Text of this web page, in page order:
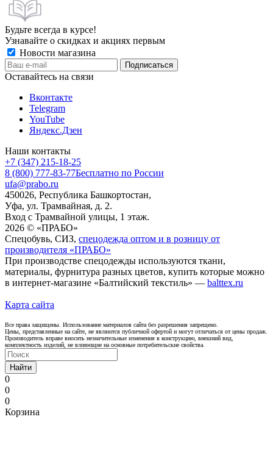
Будьте всегда в курсе!
Узнавайте о скидках и акциях первым
Новости магазина
Оставайтесь на связи
Вконтакте
Telegram
YouTube
Яндекс.Дзен
Наши контакты
+7 (347) 215-18-25
8 (800) 777-83-77Бесплатно по России
ufa@prabo.ru
450026, Республика Башкортостан,
Уфа, ул. Трамвайная, д. 2.
Вход с Трамвайной улицы, 1 этаж.
2026 © «ПРАБО»
Спецобувь, СИЗ, спецодежда оптом и в розницу от
производителя «ПРАБО»
При производстве спецодежды используются ткани,
материалы, фурнитура разных цветов, купить которые можно
в интернет-магазине «Балтийский текстиль» — balttex.ru
Карта сайта
Все права защищены. Использование материалов сайта без разрешения запрещено.
Цены, представленные на сайте, не являются публичной офертой и могут отличаться от цены продаж.
Производитель вправе вносить незначительные изменения в конструкцию, внешний вид,
комплектность изделий, не влияющие на основные потребительские свойства.
Найти
0
0
0
Корзина